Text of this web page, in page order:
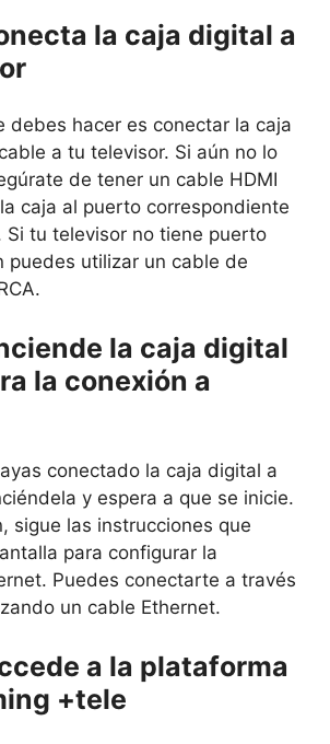
la caja digital a
debes hacer es conectar la caja
a tu televisor. Si aún no lo
de tener un cable HDMI
caja al puerto correspondiente
Si tu televisor no tiene puerto
puedes utilizar un cable de
la caja digital
la conexión a
conectado la caja digital a
y espera a que se inicie.
sigue las instrucciones que
para configurar la
Puedes conectarte a través
un cable Ethernet.
a la plataforma
+tele